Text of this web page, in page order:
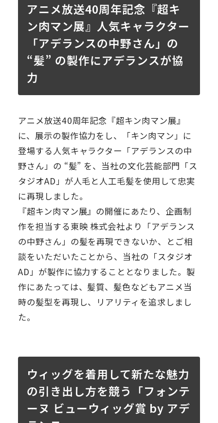
アニメ放送40周年記念『超キ
ン肉マン展』人気キャラクター
「アデランスの中野さん」の
“髪” の製作にアデランスが協
力
アニメ放送40周年記念『超キン肉マン展』
に、展示の製作協力をし、「キン肉マン」に
登場する人気キャラクター「アデランスの中
野さん」の “髪” を、当社の文化芸能部門「ス
タジオAD」が人毛と人工毛髪を使用して忠実
に再現しました。
『超キン肉マン展』の開催にあたり、企画制
作を担当する東映 株式会社より「アデランス
の中野さん」の髪を再現できないか、とご相
談をいただいたことから、当社の「スタジオ
AD」が製作に協力することとなりました。製
作にあたっては、髪質、髪色などもアニメ当
時の髪型を再現し、リアリティを追求しまし
た。
ウィッグを着用して新たな魅力
の引き出し方を競う「フォンテ
ーヌ ビューウィッグ賞 by アデ